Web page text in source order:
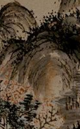
Skip to main